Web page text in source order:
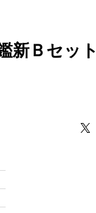
新Ｂセット